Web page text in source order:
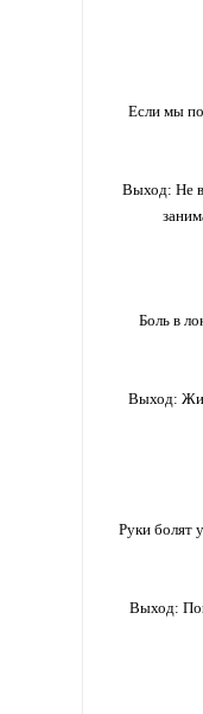
Если мы
Выход: Не в
Боль в
Выход:
Руки болят
Выход: